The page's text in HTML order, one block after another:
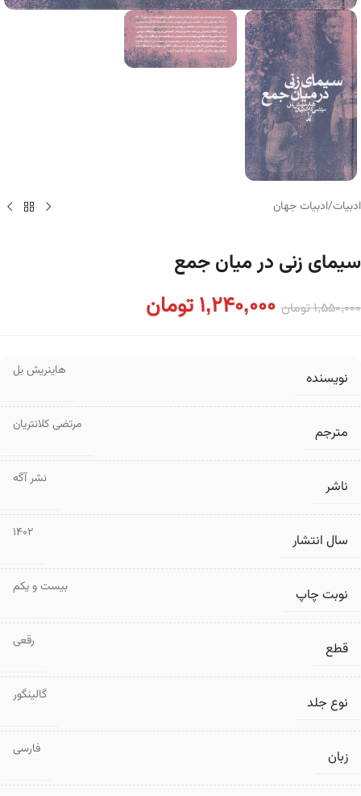
ادبیات/ادبیات جهان
سیمای زنی در میان جمع
1,550,000تومان 1,240,000تومان
نویسنده هاینریش بل
مترجم مرتضی کلانتریان
ناشر نشر آگه
سال انتشار 1402
نوبت چاپ بیست و یکم
قطع رقعی
نوع جلد گالینگور
زبان فارسی